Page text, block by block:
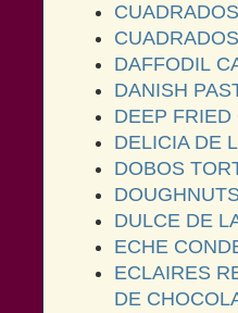
DAFFODIL
DANISH
DEEP
DELICIA DE
DOBOS
DULCE DE
ECHE
ECLAIRES
DE